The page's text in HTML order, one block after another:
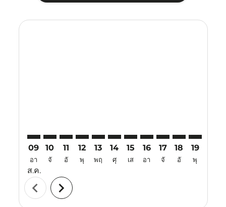
09
อา
ส.ค.
10
จั
11
อั
12
พุ
13
พฤ
14
ศุ
15
เส
16
อา
17
จั
18
อั
19
พุ
chevron_left chevron_right